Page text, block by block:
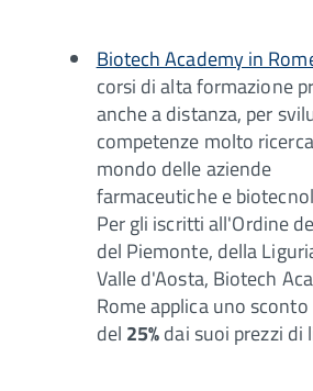
Biotech Academy in
corsi di alta formazione
anche a distanza, per
competenze molto
mondo delle aziende
farmaceutiche e
Per gli iscritti all'Ordine
del Piemonte, della
Valle d'Aosta, Biotech
Rome applica uno sconto
del 25%dai suoi prezzi di